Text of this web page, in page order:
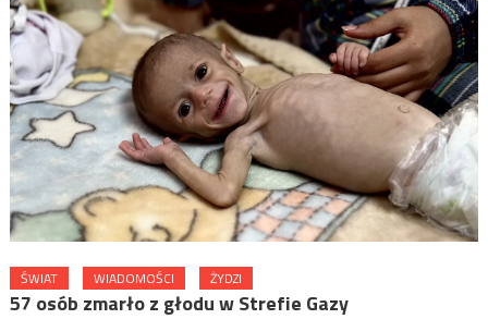
ŚWIAT WIADOMOŚCI ŻYDZI
57 osób zmarło z głodu w Strefie Gazy